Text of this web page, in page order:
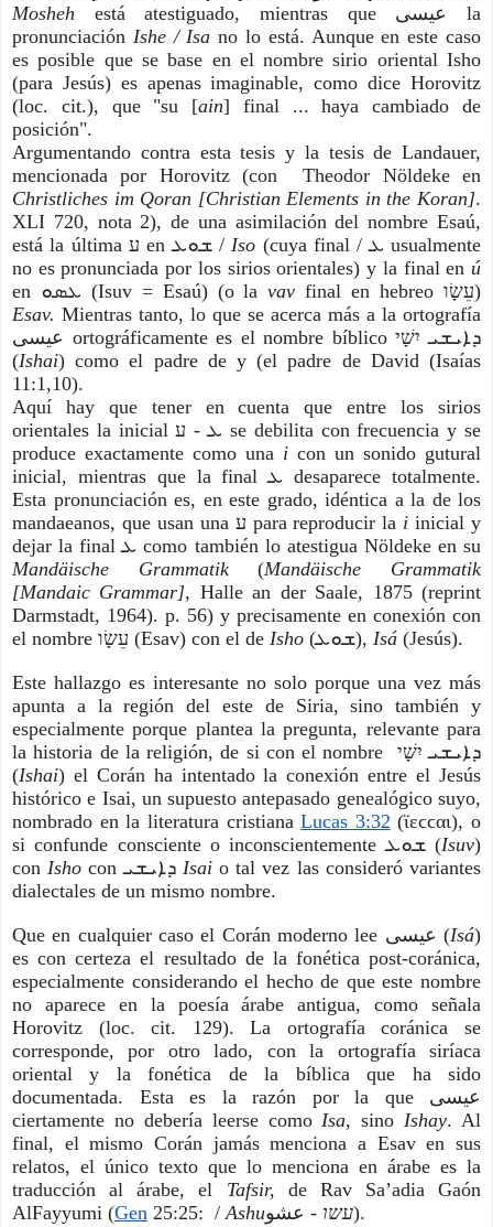
Mosheh está atestiguado, mientras que ﻋﻴﺴﻰ la
pronunciación Ishe / Isa no lo está. Aunque en este caso
es posible que se base en el nombre sirio oriental Isho
(para Jesús) es apenas imaginable, como dice Horovitz
(loc. cit.), que "su [ain] final ... haya cambiado de
posición".
Argumentando contra esta tesis y la tesis de Landauer,
mencionada por Horovitz (con  Theodor Nöldeke en
Christliches im Qoran [Christian Elements in the Koran].
XLI 720, nota 2), de una asimilación del nombre Esaú,
está la última ע en ܫܘܥ / Iso (cuya final / ܥ usualmente
no es pronunciada por los sirios orientales) y la final en ú
en ܥܣܘ (Isuv = Esaú) (o la vav
Esav. Mientras tanto, lo que se acerca más a la ortografía
ﻋﻴﺴﻰ ortográficamente es el nombre bíblico ܕܐܝܫܝ יִשָׁי
(Ishai) como el padre de y (el padre de David (Isaías
11:1,10).
Aquí hay que tener en cuenta que entre los sirios
orientales la inicial ܥ - ע se debilita con frecuencia y se
produce exactamente como una i con un sonido gutural
inicial, mientras que la final ܥ desaparece totalmente.
Esta pronunciación es, en este grado, idéntica a la de los
mandaeanos, que usan una ע para reproducir la i inicial y
Mandäische Grammatik (Mandäische Grammatik
[Mandaic Grammar], Halle an der Saale, 1875 (reprint
Darmstadt, 1964). p. 56) y precisamente en conexión con
el nombre עֵשָׂו (Esav) con el de Isho (ܫܘܥ), Isá (Jesús).
Este hallazgo es interesante no solo porque una vez más
apunta a la región del este de Siria, sino también y
especialmente porque plantea la pregunta, relevante para
la historia de la religión, de si con el nombre  ܕܐܝܫܝ יִשָׁי
(Ishai) el Corán ha intentado la conexión entre el Jesús
histórico e Isai, un supuesto antepasado genealógico suyo,
nombrado en la literatura cristiana Lucas 3:32 (ϊεϲϲαι), o
si confunde consciente o inconscientemente ܫܘܥ (Isuv)
con Isho con ܕܐܝܫܝ Isai o tal vez las consideró variantes
dialectales de un mismo nombre.
Que en cualquier caso el Corán moderno lee ﻋﻴﺴﻰ (Isá)
es con certeza el resultado de la fonética post-coránica,
especialmente considerando el hecho de que este nombre
no aparece en la poesía árabe antigua, como señala
Horovitz (loc. cit. 129). La ortografía coránica se
corresponde, por otro lado, con la ortografía siríaca
oriental y la fonética de la bíblica que ha sido
documentada. Esta es la razón por la que ﻋﻴﺴﻰ
ciertamente no debería leerse como Isa, sino Ishay. Al
final, el mismo Corán jamás menciona a Esav en sus
relatos, el único texto que lo menciona en árabe es la
traducción al árabe, el Tafsir, de Rav Sa’adia Gaón
AlFayyumi (Gen 25:25:  / Ashuעשו - عشو).